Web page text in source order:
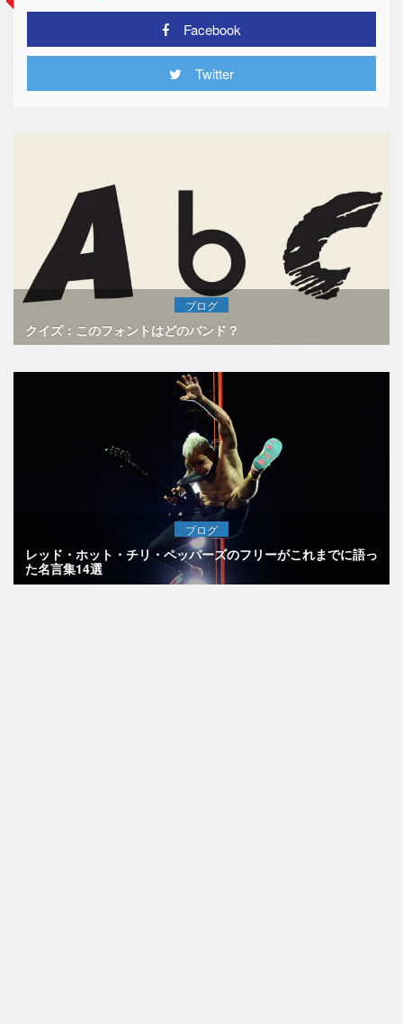
Facebook
Twitter
ブログ
クイズ：このフォントはどのバンド？
ブログ
レッド・ホット・チリ・ペッパーズのフリーがこれまでに語っ
た名言集14選